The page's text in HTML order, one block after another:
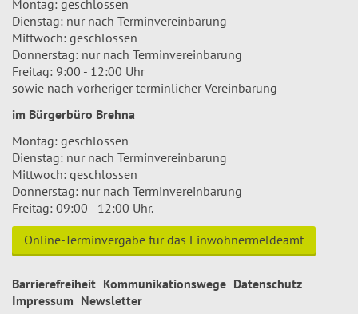
Montag: geschlossen
Dienstag: nur nach Terminvereinbarung
Mittwoch: geschlossen
Donnerstag: nur nach Terminvereinbarung
Freitag: 9:00 - 12:00 Uhr
sowie nach vorheriger terminlicher Vereinbarung
im Bürgerbüro Brehna
Montag: geschlossen
Dienstag: nur nach Terminvereinbarung
Mittwoch: geschlossen
Donnerstag: nur nach Terminvereinbarung
Freitag: 09:00 - 12:00 Uhr.
Online-Terminvergabe für das Einwohnermeldeamt
Barrierefreiheit Kommunikationswege Datenschutz
Impressum Newsletter